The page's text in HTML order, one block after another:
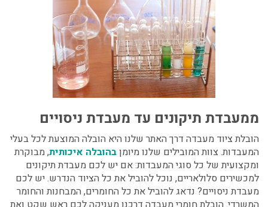
ממעבדת תיקונים עד מעבדת ניסויים
הובלת ציוד מעבדה דרך האתר שלנו היא הובלה המוצעת לכל בעלי
המעבדות. צוות המובילים שלנו מיומןבהובלה איכותית, מבוקרת
ומקצועית של כל סוגי המעבדות: אם יש לכם מעבדת תיקונים
למכשירים סלולאריים, נוכל להוביל את כל הציוד הנדרש. יש לכם
מעבדת ניסויים? נדאג להוביל את כל החומרים, המבחנות והחומר